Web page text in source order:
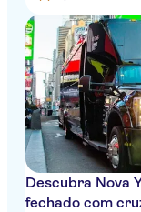
Descubra Nova
fechado com